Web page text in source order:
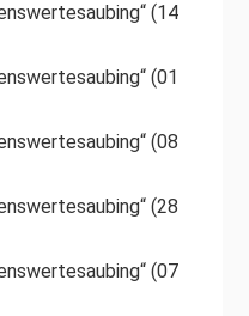
(14
(01
(08
(28
(07